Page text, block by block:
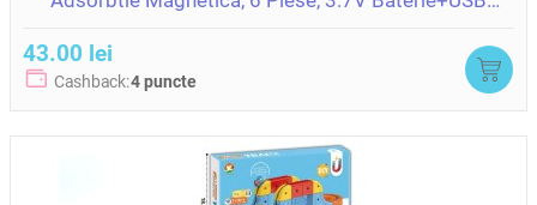
43.00 lei
Cashback:4 puncte